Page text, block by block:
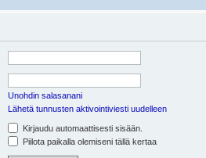
Unohdin salasanani
Lähetä tunnusten aktivointiviesti uudelleen
Kirjaudu automaattisesti sisään.
Piilota paikalla olemiseni tällä kertaa